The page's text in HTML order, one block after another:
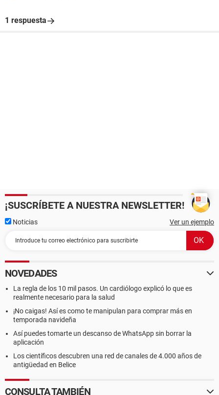
1 respuesta
¡SUSCRÍBETE A NUESTRA NEWSLETTER!
Noticias Ver un ejemplo
NOVEDADES
La regla de los 10 mil pasos. Un cardiólogo explicó lo que es
realmente necesario para la salud
¡No caigas! Así es como te manipulan para comprar más en
temporada navideña
Así puedes tomarte un descanso de WhatsApp sin borrar la
aplicación
Los científicos descubren una red de canales de 4.000 años de
antigüedad en Belice
CONSULTA TAMBIÉN